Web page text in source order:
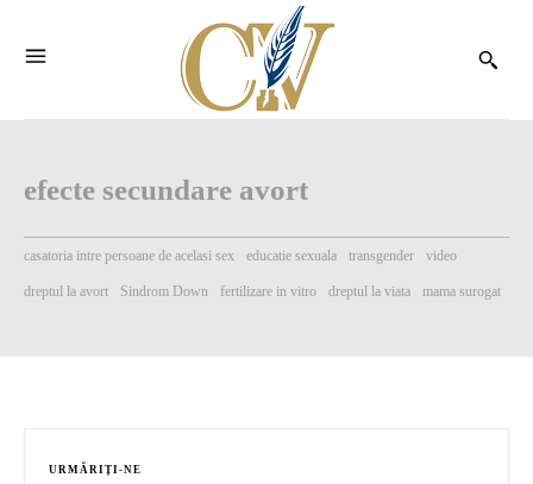
efecte secundare avort
casatoria intre persoane de acelasi sex educatie sexuala transgender video
dreptul la avort Sindrom Down fertilizare in vitro dreptul la viata mama surogat
URMĂRIȚI-NE